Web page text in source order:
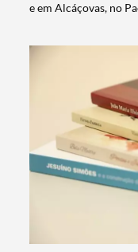
Termo de
Categorias
e em Alcáçovas, no